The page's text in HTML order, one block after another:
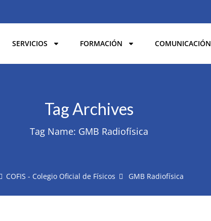
SERVICIOS FORMACIÓN COMUNICACIÓN
Tag Archives
Tag Name: GMB Radiofísica
COFIS - Colegio Oficial de Físicos GMB Radiofísica